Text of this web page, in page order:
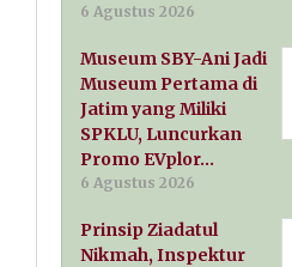
6 Agustus 2026
Museum SBY-Ani Jadi
Museum Pertama di
Jatim yang Miliki
SPKLU, Luncurkan
Promo EVplor…
6 Agustus 2026
Prinsip Ziadatul
Nikmah, Inspektur